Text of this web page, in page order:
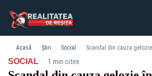
Acasă Știri Social
SOCIAL· 1 min citire